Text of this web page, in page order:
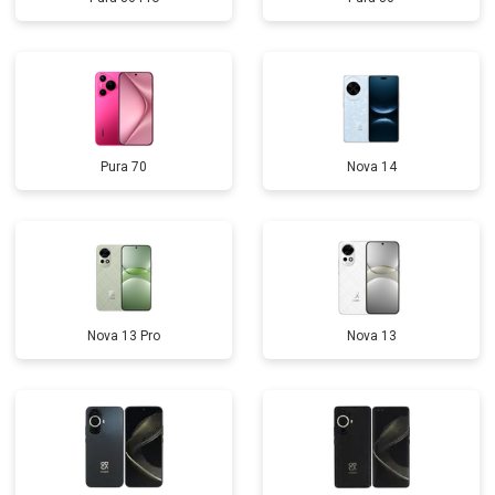
Pura 70 Nova 14
Nova 13 Pro Nova 13